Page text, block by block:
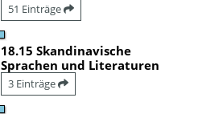
51 Einträge
18.15 Skandinavische
Sprachen und Literaturen
3 Einträge